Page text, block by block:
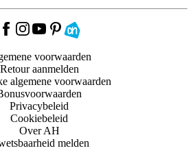
voorwaarden
Retour aanmelden
algemene voorwaarden
Privacybeleid
Cookiebeleid
Over AH
melden